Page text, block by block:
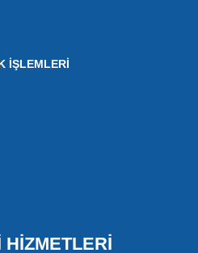
İŞLEMLERİ
HİZMETLERİ